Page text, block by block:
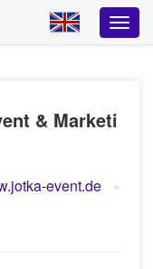
& Marketi
event.de